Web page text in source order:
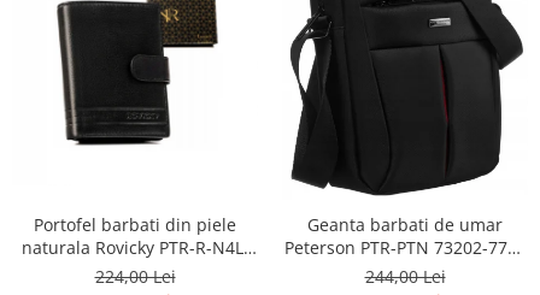
Portofel barbati din piele
naturala Rovicky PTR-R-N4L-
GAT-8922 B+B
224,00 Lei
Geanta barbati de umar
Peterson PTR-PTN 73202-7738
BL
244,00 Lei